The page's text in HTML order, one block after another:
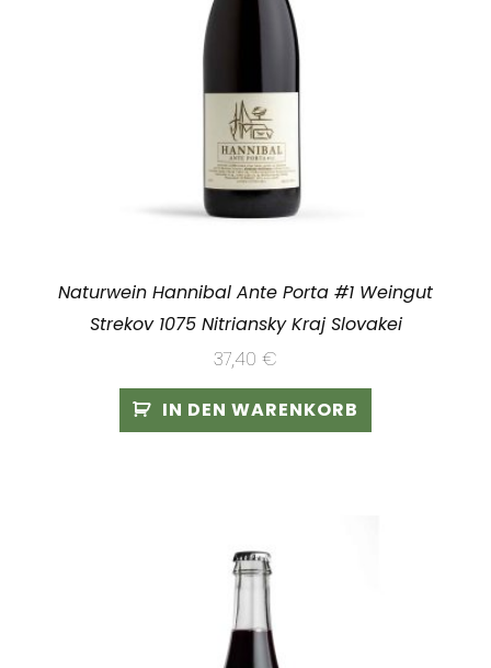
Naturwein Hannibal Ante Porta #1 Weingut
Strekov 1075 Nitriansky Kraj Slovakei
37,40 €
IN DEN WARENKORB